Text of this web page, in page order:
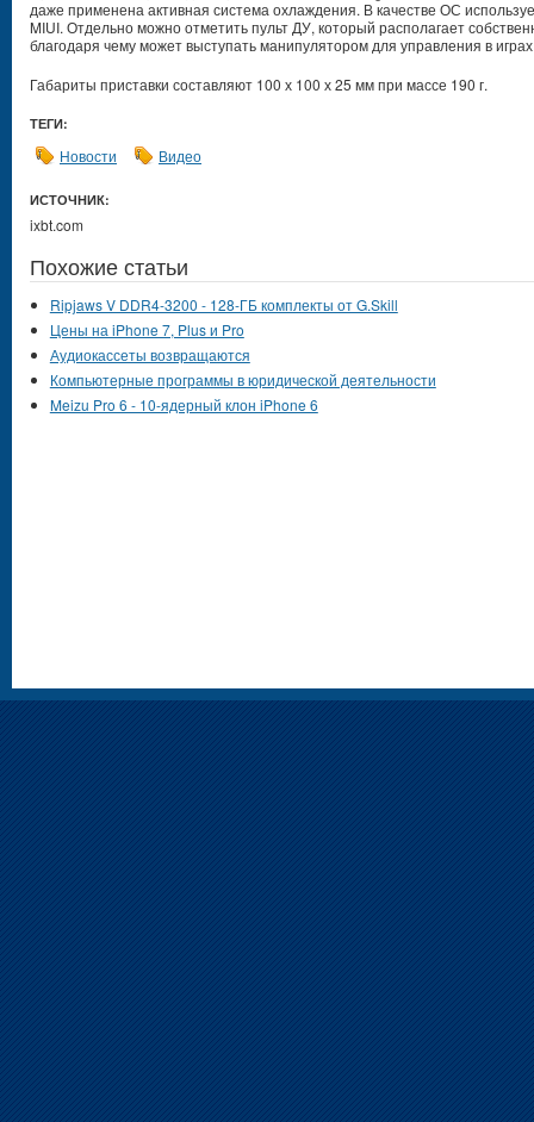
даже применена активная система охлаждения. В качестве ОС
MIUI. Отдельно можно отметить пульт ДУ, который располагает
благодаря чему может выступать манипулятором для управления в
Габариты приставки составляют 100 х 100 х 25 мм при массе 190 г.
ТЕГИ:
Новости Видео
ИСТОЧНИК:
ixbt.com
Похожие статьи
Ripjaws V DDR4-3200 - 128-ГБ комплекты от G.Skill
Цены на iPhone 7, Plus и Pro
Аудиокассеты возвращаются
Компьютерные программы в юридической деятельности
Meizu Pro 6 - 10-ядерный клон iPhone 6